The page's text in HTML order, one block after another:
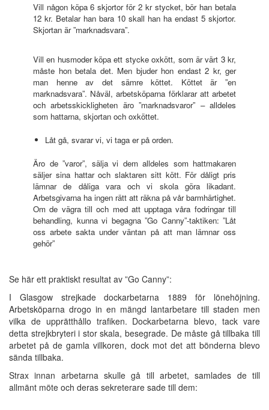
Vill någon köpa 6 skjortor för 2 kr stycket, bör han betala
12 kr. Betalar han bara 10 skall han ha endast 5 skjortor.
Skjortan är ”marknadsvara”.
Vill en husmoder köpa ett stycke oxkött, som är värt 3 kr,
måste hon betala det. Men bjuder hon endast 2 kr, ger
man henne av det sämre köttet. Köttet är ”en
marknadsvara”. Nåväl, arbetsköparna förklarar att arbetet
och arbetsskickligheten äro ”marknadsvaror” – alldeles
som hattarna, skjortan och oxköttet.
Låt gå, svarar vi, vi taga er på orden.
Äro de ”varor”, sälja vi dem alldeles som hattmakaren
säljer sina hattar och slaktaren sitt kött. För dåligt pris
lämnar de dåliga vara och vi skola göra likadant.
Arbetsgivarna ha ingen rätt att räkna på vår barmhärtighet.
Om de vägra till och med att upptaga våra fodringar till
behandling, kunna vi begagna ”Go Canny”-taktiken: ”Låt
oss arbete sakta under väntan på att man lämnar oss
gehör”
Se här ett praktiskt resultat av ”Go Canny”:
I Glasgow strejkade dockarbetarna 1889 för lönehöjning.
Arbetsköparna drogo in en mängd lantarbetare till staden men
vilka de upprätthållo trafiken. Dockarbetarna blevo, tack vare
detta strejkbryteri i stor skala, besegrade. De måste gå tillbaka till
arbetet på de gamla villkoren, dock mot det att bönderna blevo
sända tillbaka.
Strax innan arbetarna skulle gå till arbetet, samlades de till
allmänt möte och deras sekreterare sade till dem: